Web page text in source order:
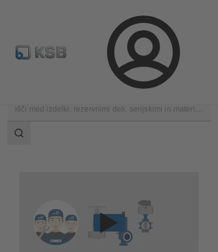
Prijava
Standardno iskanje rezervih delov Konfiguracija
Popravilo armatur
iskanja
področje